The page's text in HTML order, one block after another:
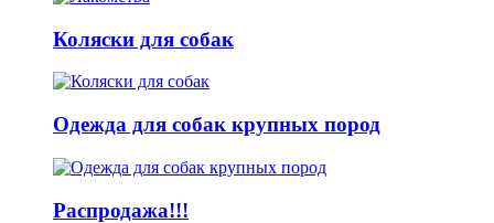
Коляски для собак
Одежда для собак крупных пород
Распродажа!!!